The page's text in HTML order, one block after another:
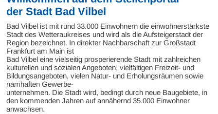
der Stadt Bad Vilbel
Bad Vilbel ist mit rund 33.000 Einwohnern die einwohnerstärkste
Stadt des Wetteraukreises und wird als die Aufsteigerstadt der
Region bezeichnet. In direkter Nachbarschaft zur Großstadt
Frankfurt am Main ist
Bad Vilbel eine vielseitig prosperierende Stadt mit zahlreichen
kulturellen und sozialen Angeboten, vielfältigen Freizeit- und
Bildungsangeboten, vielen Natur- und Erholungsräumen sowie
namhaften Gewerbe-
unternehmen. Die Stadt wird, bedingt durch neue Baugebiete, in
den kommenden Jahren auf annähernd 35.000 Einwohner
anwachsen.